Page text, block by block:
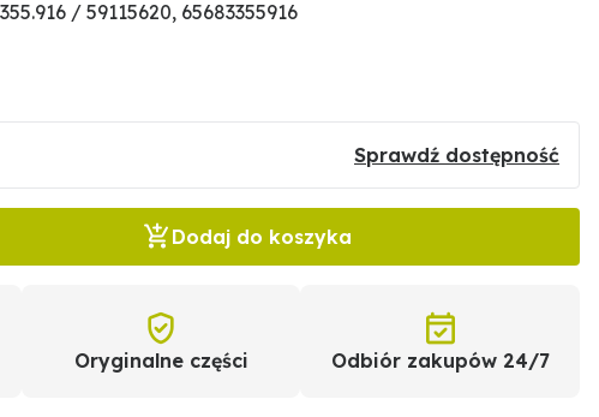
/ 59115620, 65683355916
Sprawdź dostępność
Dodaj do koszyka
Oryginalne części Odbiór zakupów 24/7